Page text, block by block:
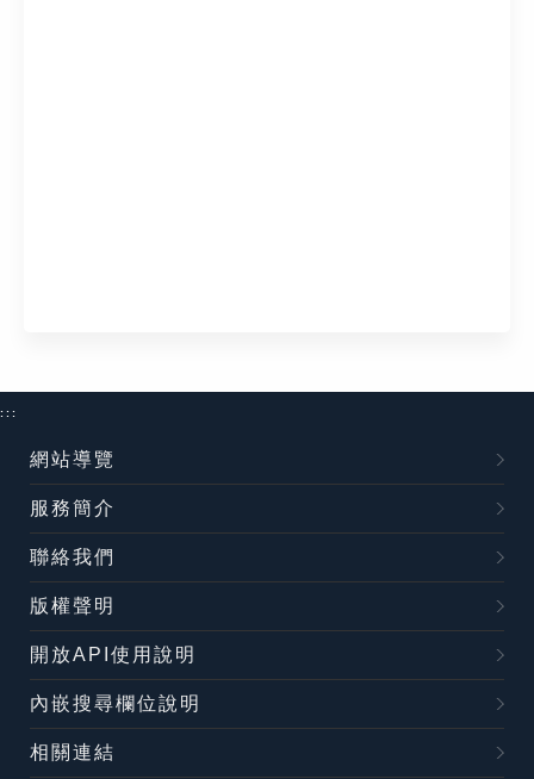
:::
網站導覽
服務簡介
聯絡我們
版權聲明
開放API使用說明
內嵌搜尋欄位說明
相關連結